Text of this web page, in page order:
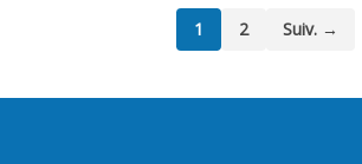
1 2 Suiv. →